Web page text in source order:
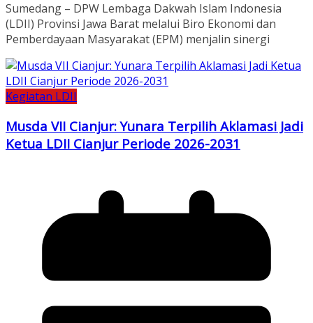
Sumedang – DPW Lembaga Dakwah Islam Indonesia
(LDII) Provinsi Jawa Barat melalui Biro Ekonomi dan
Pemberdayaan Masyarakat (EPM) menjalin sinergi
Kegiatan LDII
Musda VII Cianjur: Yunara Terpilih Aklamasi Jadi
Ketua LDII Cianjur Periode 2026-2031